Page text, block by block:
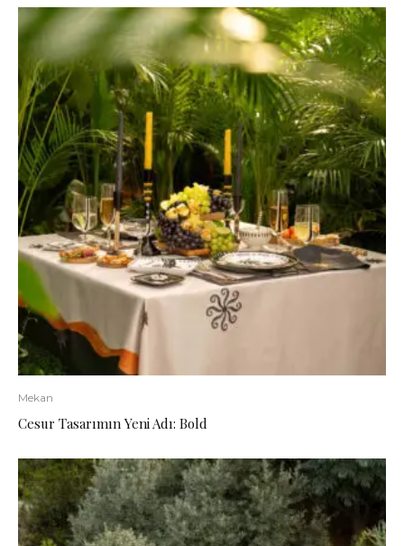
Mekan
Cesur Tasarımın Yeni Adı: Bold